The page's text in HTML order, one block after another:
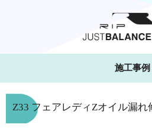
施工事例
Z33 フェアレディZオイル漏れ